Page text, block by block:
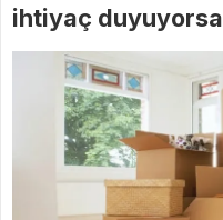
ihtiyaç duyuyorsa